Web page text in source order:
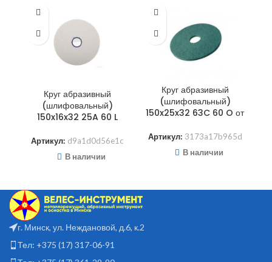
Круг абразивный
(шлифовальный)
150x16x32 25A 60 L
Артикул: d9a1d0d56e1c
В наличии
Круг абразивный
(шлифовальный)
150x25x32 63C 60 O от
Артикул: 3173a17b965d
В наличии
г. Минск, ул. Неждановой, д.6, к.2
Тел: +375 (17) 317-06-91